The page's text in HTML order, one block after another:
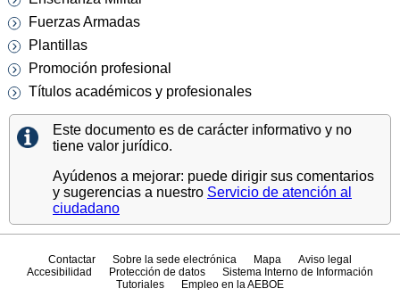
Fuerzas Armadas
Plantillas
Promoción profesional
Títulos académicos y profesionales
Este documento es de carácter informativo y no
tiene valor jurídico.
Ayúdenos a mejorar: puede dirigir sus comentarios
y sugerencias a nuestro Servicio de atención al
ciudadano
Contactar Sobre la sede electrónica Mapa
Aviso legal
Accesibilidad
Protección de datos
Sistema Interno de Información
Tutoriales
Empleo en la AEBOE